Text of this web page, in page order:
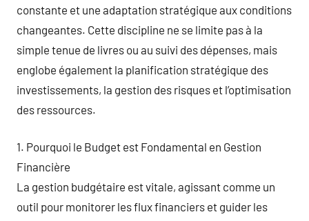
constante et une adaptation stratégique aux conditions
changeantes. Cette discipline ne se limite pas à la
simple tenue de livres ou au suivi des dépenses, mais
englobe également la planification stratégique des
investissements, la gestion des risques et l’optimisation
des ressources.
1. Pourquoi le Budget est Fondamental en Gestion
Financière
La gestion budgétaire est vitale, agissant comme un
outil pour monitorer les flux financiers et guider les